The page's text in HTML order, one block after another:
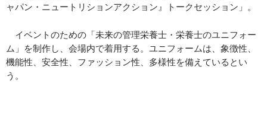
ャパン・ニュートリションアクション』トークセッション」。
イベントのための「未来の管理栄養士・栄養士のユニフォー
ム」を制作し、会場内で着用する。ユニフォームは、象徴性、
機能性、安全性、ファッション性、多様性を備えているとい
う。